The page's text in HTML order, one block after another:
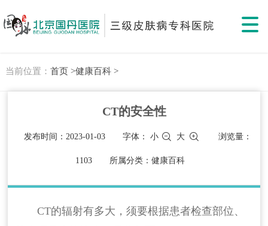
当前位置： 首页 >健康百科 >
CT的安全性
发布时间：2023-01-03 字体：小 大 浏览量：
1103 所属分类：健康百科
CT的辐射有多大，须要根据患者检查部位、